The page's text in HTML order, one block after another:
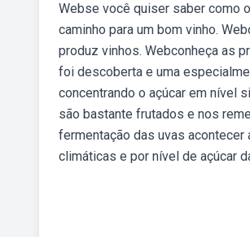
Webse você quiser saber como
caminho para um bom vinho.
produz vinhos. Webconheça as
foi descoberta e uma
concentrando o açúcar em nível
são bastante frutados e nos
fermentação das uvas
climáticas e por nível de açúcar